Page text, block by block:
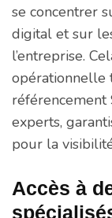
se concentrer
digital et sur
l’entreprise.
opérationnelle
référencement
experts,
pour la
Accès à